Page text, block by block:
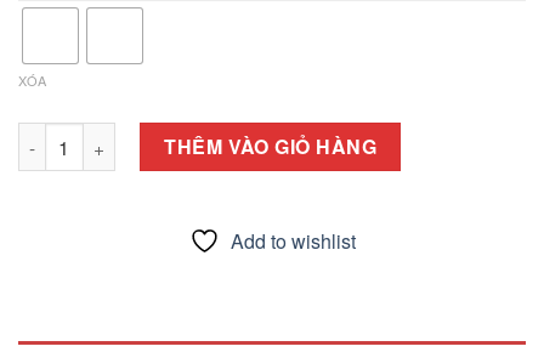
XÓA
Tủ kéo di động số lượngTHÊM VÀO GIỎ HÀNG
Add to wishlist